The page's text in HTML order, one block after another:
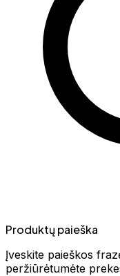
Produktų paieška
Įveskite paieškos
peržiūrėtumėte